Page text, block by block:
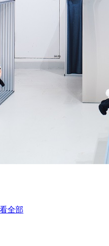
全部